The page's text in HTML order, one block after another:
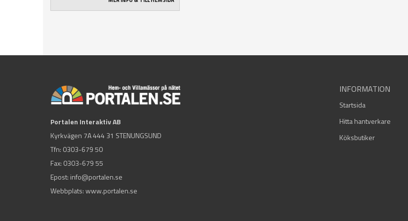
Portalen Interaktiv AB
Kyrkvägen 7A 444 31 STENUNGSUND
Tfn: 0303-679 50
Fax: 0303-679 55
Epost: info@portalen.se
Webbplats: www.portalen.se
INFORMATION
Startsida
Hitta hantverkare
Köksbutiker